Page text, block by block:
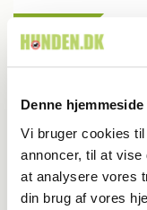
Denne
Vi bruger cookies
annoncer, til at
at analysere vores
din brug af vores
Nordisk
hundefolket